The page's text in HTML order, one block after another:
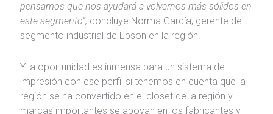
pensamos que nos ayudará a volvernos más sólidos en
este segmento”, concluye Norma García, gerente del
segmento industrial de Epson en la región.
Y la oportunidad es inmensa para un sistema de
impresión con ese perfil si tenemos en cuenta que la
región se ha convertido en el closet de la región y
marcas importantes se apoyan en los fabricantes y